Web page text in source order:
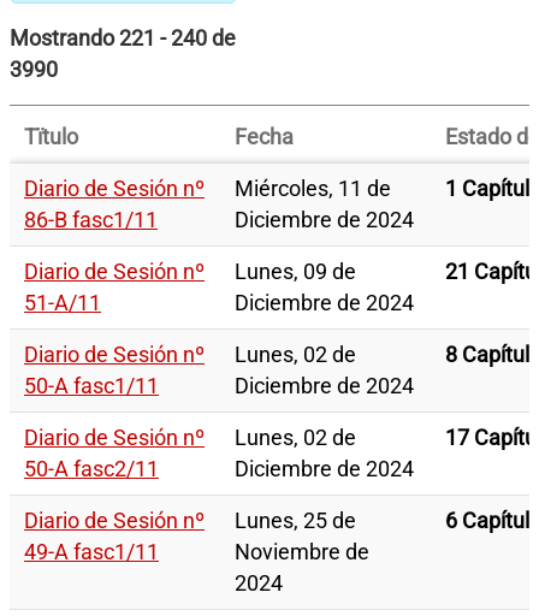
Mostrando 221 - 240 de
3990
Tïtulo Fecha Estado
Diario de Sesión nº
86-B fasc1/11
Miércoles, 11 de
Diciembre de 2024
1
Diario de Sesión nº
51-A/11
Lunes, 09 de
Diciembre de 2024
21
Diario de Sesión nº
50-A fasc1/11
Lunes, 02 de
Diciembre de 2024
8
Diario de Sesión nº
50-A fasc2/11
Lunes, 02 de
Diciembre de 2024
17
Diario de Sesión nº
49-A fasc1/11
Lunes, 25 de
Noviembre de
2024
6